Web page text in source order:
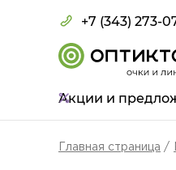
+7 (343) 273-
Акции и
Главная страница